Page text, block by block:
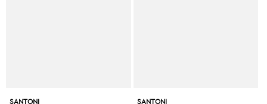
SANTONI SANTONI